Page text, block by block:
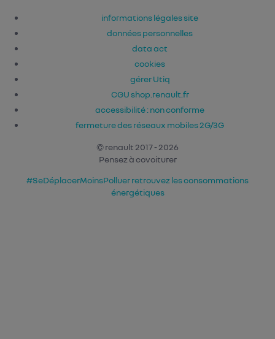
informations légales site
données personnelles
data act
cookies
gérer Utiq
CGU shop.renault.fr
accessibilité : non conforme
fermeture des réseaux mobiles 2G/3G
© renault 2017 - 2026
Pensez à covoiturer
#SeDéplacerMoinsPolluerretrouvez les consommations
énergétiques